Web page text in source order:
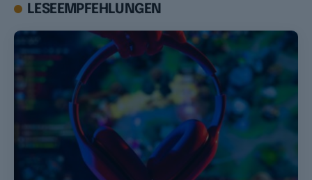
LESEEMPFEHLUNGEN